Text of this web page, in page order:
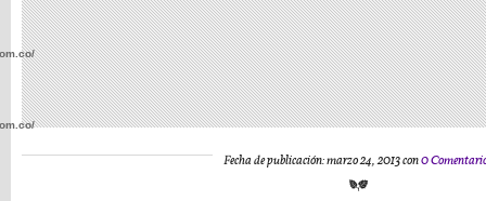
Fecha de publicación: marzo 24, 2013 con0
wp-
wp-